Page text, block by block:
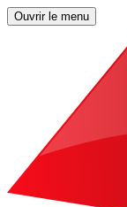
Ouvrir le menu